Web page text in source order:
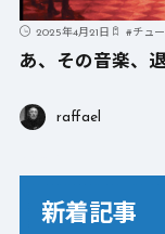
2025年4月21日 #チュ
あ、その音楽、
raffael
新着記事